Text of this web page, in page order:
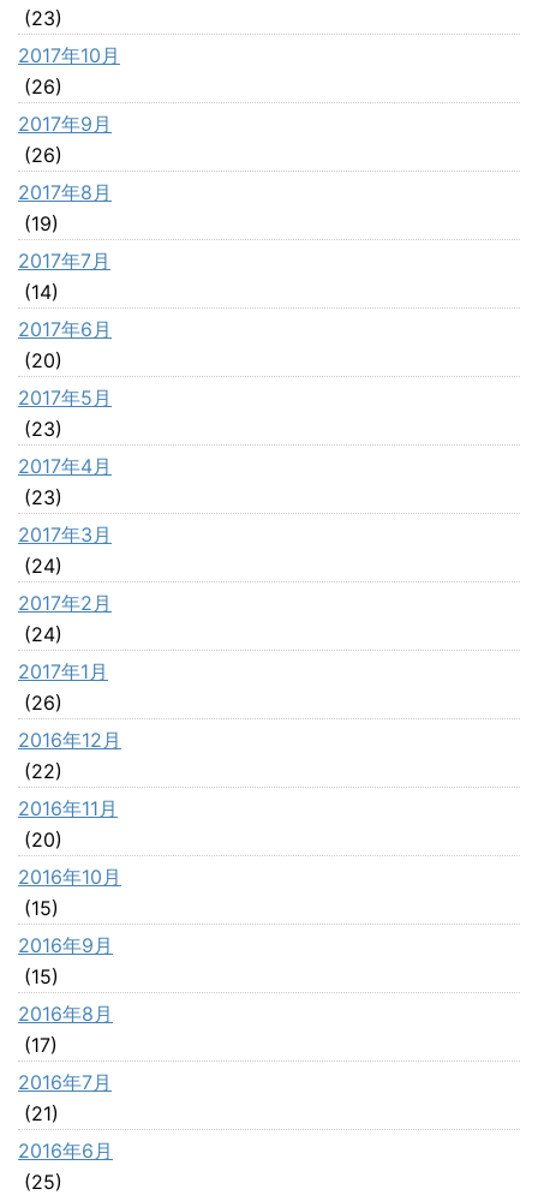
(23)
2017年10月
(26)
2017年9月
(26)
2017年8月
(19)
2017年7月
(14)
2017年6月
(20)
2017年5月
(23)
2017年4月
(23)
2017年3月
(24)
2017年2月
(24)
2017年1月
(26)
2016年12月
(22)
2016年11月
(20)
2016年10月
(15)
2016年9月
(15)
2016年8月
(17)
2016年7月
(21)
2016年6月
(25)